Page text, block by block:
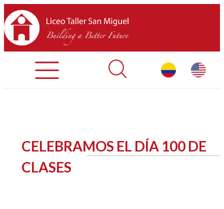
HOME
CELEBRAMOS EL DÍA 100 DE
CLASES